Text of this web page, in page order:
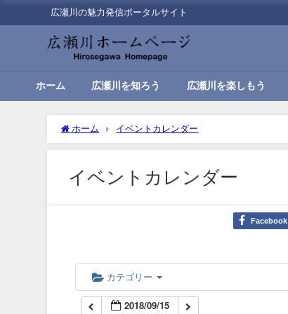
広瀬川の魅力発信ポータルサイト
ホーム 広瀬川を知ろう 広瀬川を楽しもう
ホーム イベントカレンダー
イベントカレンダー
Facebook
カテゴリー
2018/09/15
01:00
04:00
06:00